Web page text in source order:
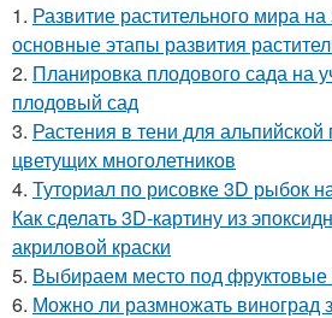
1. Развитие растительного мира
основные этапы развития
2. Планировка плодового сада на
плодовый сад
3. Растения в тени для альпийской
цветущих многолетников
4. Туториал по рисовке 3D рыбок
Как сделать 3D-картину из
акриловой краски
5. Выбираем место под фруктовые
6. Можно ли размножать виноград